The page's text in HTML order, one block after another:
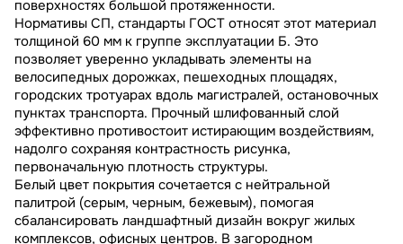
поверхностях большой протяженности.
Нормативы СП, стандарты ГОСТ относят этот материал
толщиной 60 мм к группе эксплуатации Б. Это
позволяет уверенно укладывать элементы на
велосипедных дорожках, пешеходных площадях,
городских тротуарах вдоль магистралей, остановочных
пунктах транспорта. Прочный шлифованный слой
эффективно противостоит истирающим воздействиям,
надолго сохраняя контрастность рисунка,
первоначальную плотность структуры.
Белый цвет покрытия сочетается с нейтральной
палитрой (серым, черным, бежевым), помогая
сбалансировать ландшафтный дизайн вокруг жилых
комплексов, офисных центров. В загородном